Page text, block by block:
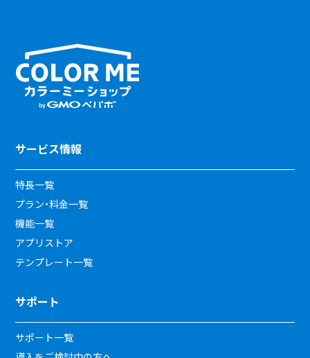
サービス情報
特長一覧
プラン・料金一覧
機能一覧
アプリストア
テンプレート一覧
サポート
サポート一覧